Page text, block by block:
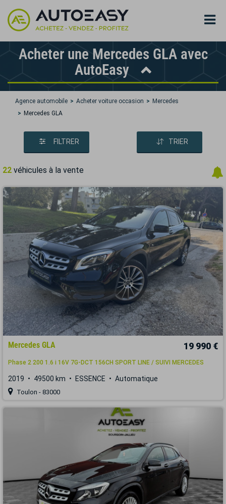
Acheter une Mercedes GLA avec
AutoEasy
Agence automobile Acheter voiture occasion
Mercedes
Mercedes GLA
FILTRER TRIER
22 véhicules à la vente
Mercedes GLA 19 990 €
Phase 2 200 1.6 i 16V 7G-DCT 156CH SPORT LINE / SUIVI MERCEDES
2019 49500 km ESSENCE Automatique
Toulon - 83000